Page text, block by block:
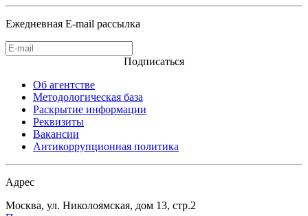
Ежедневная E-mail рассылка
Подписаться
Об агентстве
Методологическая база
Раскрытие информации
Реквизиты
Вакансии
Антикоррупционная политика
Адрес
Москва, ул. Николоямская, дом 13, стр.2